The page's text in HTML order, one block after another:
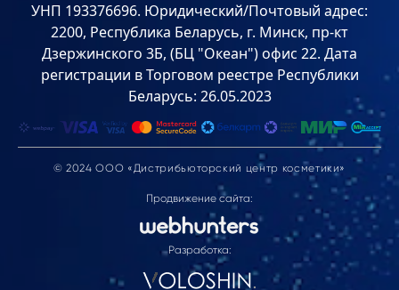
УНП 193376696. Юридический/Почтовый адрес:
2200, Республика Беларусь, г. Минск, пр-кт
Дзержинского 3Б, (БЦ "Океан") офис 22. Дата
регистрации в Торговом реестре Республики
Беларусь: 26.05.2023
© 2024 ООО «Дистрибьюторский центр косметики»
Продвижение сайта:
Разработка: